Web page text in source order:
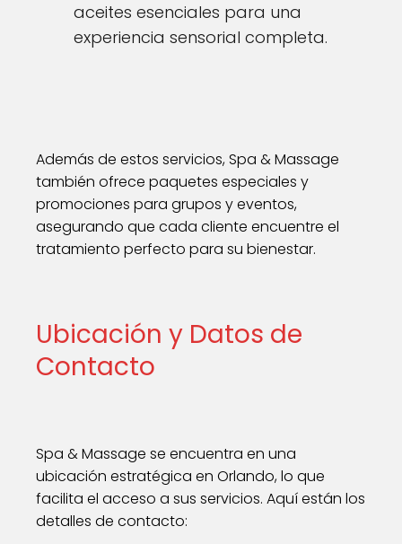
aceites esenciales para una
experiencia sensorial completa.
Además de estos servicios, Spa & Massage
también ofrece paquetes especiales y
promociones para grupos y eventos,
asegurando que cada cliente encuentre el
tratamiento perfecto para su bienestar.
Ubicación y Datos de
Contacto
Spa & Massage se encuentra en una
ubicación estratégica en Orlando, lo que
facilita el acceso a sus servicios. Aquí están los
detalles de contacto: